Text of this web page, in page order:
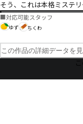
■対応可能スタッフ
ゆず ちくわ
この作品の詳細データを